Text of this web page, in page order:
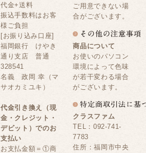
代金+送料
振込手数料はお客
様ご負担
[お振り込み口座]
福岡銀行 けやき
通り支店 普通
328541
名義 政岡 幸（マ
サオカミユキ）
代金引き換え（現
金・クレジット・
デビット）でのお
支払い
お支払金額＝①商
ご用意できない場
合がございます。
商品について
お使いのパソコン
環境によって色味
が若干変わる場合
がございます。
クラスファム
TEL：092-741-
7783
住所：福岡市中央